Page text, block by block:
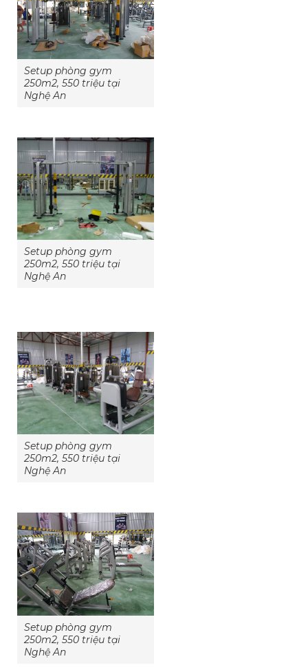
Setup phòng gym
250m2, 550 triệu tại
Nghệ An
Setup phòng gym
250m2, 550 triệu tại
Nghệ An
Setup phòng gym
250m2, 550 triệu tại
Nghệ An
Setup phòng gym
250m2, 550 triệu tại
Nghệ An